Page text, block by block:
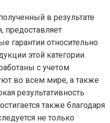
в результате
предоставляет
гарантии относительно
этой категории.
с учетом
во всем мире, а также
результативность
также благодаря
не только